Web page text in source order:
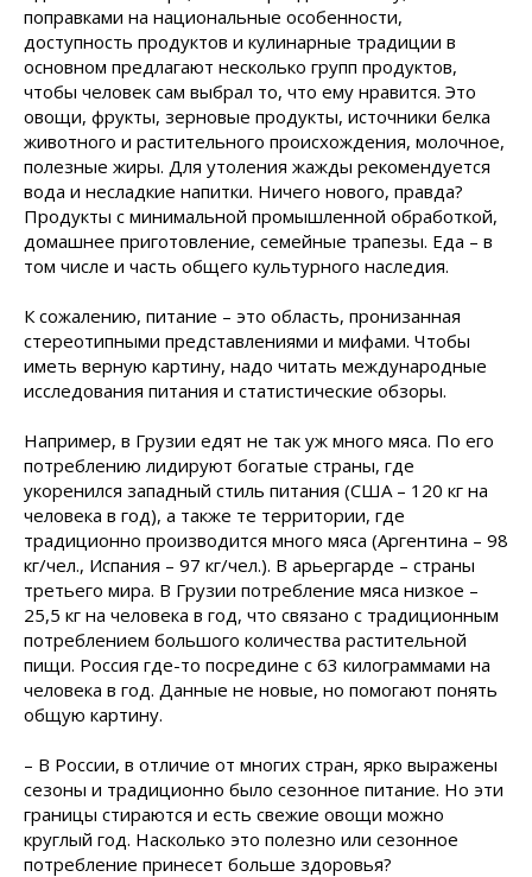
поправками на национальные особенности,
доступность продуктов и кулинарные традиции в
основном предлагают несколько групп продуктов,
чтобы человек сам выбрал то, что ему нравится. Это
овощи, фрукты, зерновые продукты, источники белка
животного и растительного происхождения, молочное,
полезные жиры. Для утоления жажды рекомендуется
вода и несладкие напитки. Ничего нового, правда?
Продукты с минимальной промышленной обработкой,
домашнее приготовление, семейные трапезы. Еда – в
том числе и часть общего культурного наследия.
К сожалению, питание – это область, пронизанная
стереотипными представлениями и мифами. Чтобы
иметь верную картину, надо читать международные
исследования питания и статистические обзоры.
Например, в Грузии едят не так уж много мяса. По его
потреблению лидируют богатые страны, где
укоренился западный стиль питания (США – 120 кг на
человека в год), а также те территории, где
традиционно производится много мяса (Аргентина – 98
кг/чел., Испания – 97 кг/чел.). В арьергарде – страны
третьего мира. В Грузии потребление мяса низкое –
25,5 кг на человека в год, что связано с традиционным
потреблением большого количества растительной
пищи. Россия где-то посредине с 63 килограммами на
человека в год. Данные не новые, но помогают понять
общую картину.
– В России, в отличие от многих стран, ярко выражены
сезоны и традиционно было сезонное питание. Но эти
границы стираются и есть свежие овощи можно
круглый год. Насколько это полезно или сезонное
потребление принесет больше здоровья?